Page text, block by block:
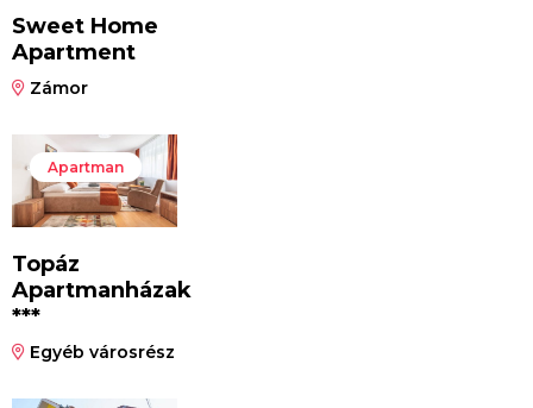
Sweet Home
Apartment
Zámor
Apartman
Topáz
Apartmanházak
***
Egyéb városrész